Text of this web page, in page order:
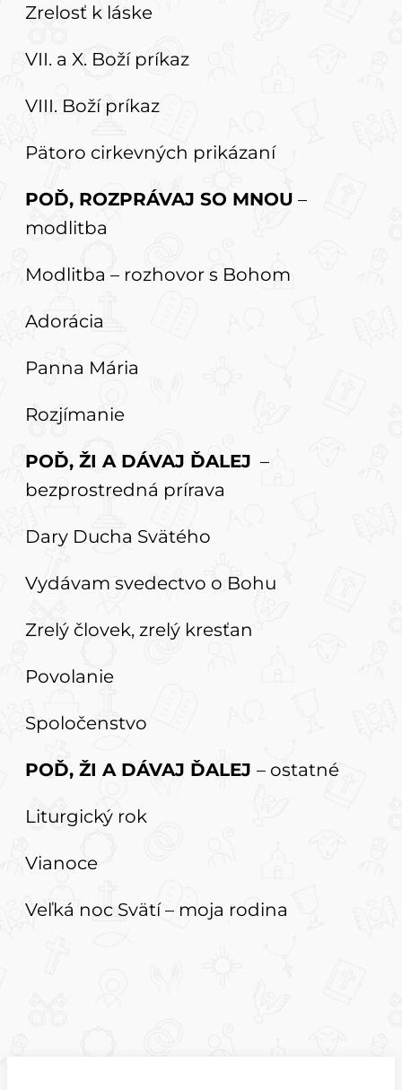
Zrelosť k láske
VII. a X. Boží príkaz
VIII. Boží príkaz
Pätoro cirkevných prikázaní
POĎ, ROZPRÁVAJ SO MNOU –
modlitba
Modlitba – rozhovor s Bohom
Adorácia
Panna Mária
Rozjímanie
POĎ, ŽI A DÁVAJ ĎALEJ –
bezprostredná prírava
Dary Ducha Svätého
Vydávam svedectvo o Bohu
Zrelý človek, zrelý kresťan
Povolanie
Spoločenstvo
POĎ, ŽI A DÁVAJ ĎALEJ – ostatné
Liturgický rok
Vianoce
Veľká noc Svätí – moja rodina